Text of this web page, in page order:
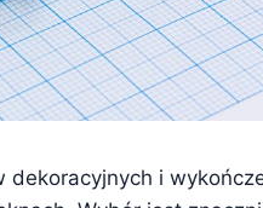
dekoracyjnych i